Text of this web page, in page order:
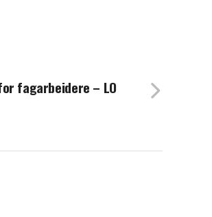
fagarbeidere – LO